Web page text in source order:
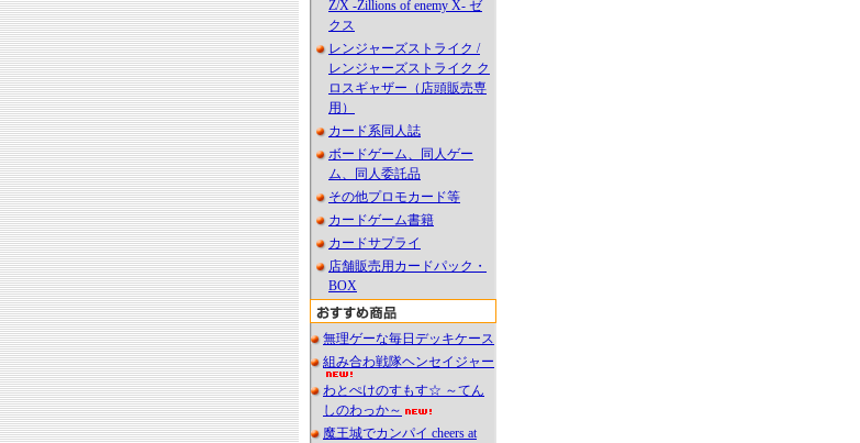
Z/X -Zillions of enemy X- ゼ
クス
レンジャーズストライク /
レンジャーズストライク ク
ロスギャザー（店頭販売専
用）
カード系同人誌
ボードゲーム、同人ゲー
ム、同人委託品
その他プロモカード等
カードゲーム書籍
カードサプライ
店舗販売用カードパック・
BOX
無理ゲーな毎日デッキケース
組み合わ戦隊ヘンセイジャー
わとぺけのすもす☆ ～てん
しのわっか～
魔王城でカンパイ cheers at